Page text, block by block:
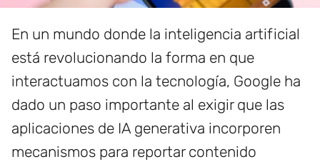
En un mundo donde la inteligencia artificial
está revolucionando la forma en que
interactuamos con la tecnología, Google ha
dado un paso importante al exigir que las
aplicaciones de IA generativa incorporen
mecanismos para reportar contenido